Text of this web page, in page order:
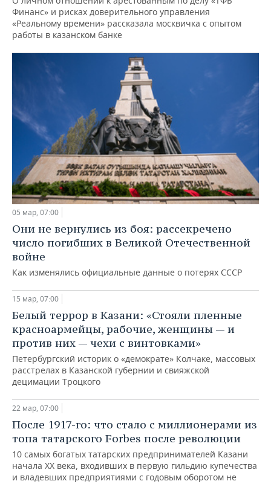
Финанс» и рисках доверительного управления
«Реальному времени» рассказала москвичка с опытом
работы в казанском банке
05 мар, 07:00
Они не вернулись из боя: рассекречено
число погибших в Великой Отечественной
войне
Как изменялись официальные данные о потерях СССР
15 мар, 07:00
Белый террор в Казани: «Стояли пленные
красноармейцы, рабочие, женщины — и
против них — чехи с винтовками»
Петербургский историк о «демократе» Колчаке, массовых
расстрелах в Казанской губернии и свияжской
децимации Троцкого
22 мар, 07:00
После 1917-го: что стало с миллионерами из
топа татарского Forbes после революции
10 самых богатых татарских предпринимателей Казани
начала ХХ века, входивших в первую гильдию купечества
и владевших предприятиями с годовым оборотом не